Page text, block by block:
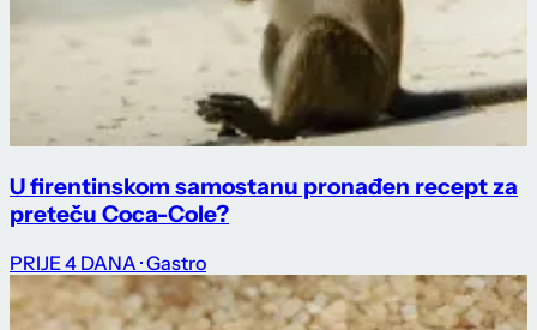
U firentinskom samostanu pronađen recept za
preteču Coca-Cole?
PRIJE 4 DANA · Gastro